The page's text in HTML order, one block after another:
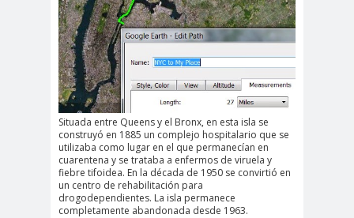
Situada entre Queens y el Bronx, en esta isla se
construyó en 1885 un complejo hospitalario que se
utilizaba como lugar en el que permanecían en
cuarentena y se trataba a enfermos de viruela y
fiebre tifoidea. En la década de 1950 se convirtió en
un centro de rehabilitación para
drogodependientes. La isla permanece
completamente abandonada desde 1963.